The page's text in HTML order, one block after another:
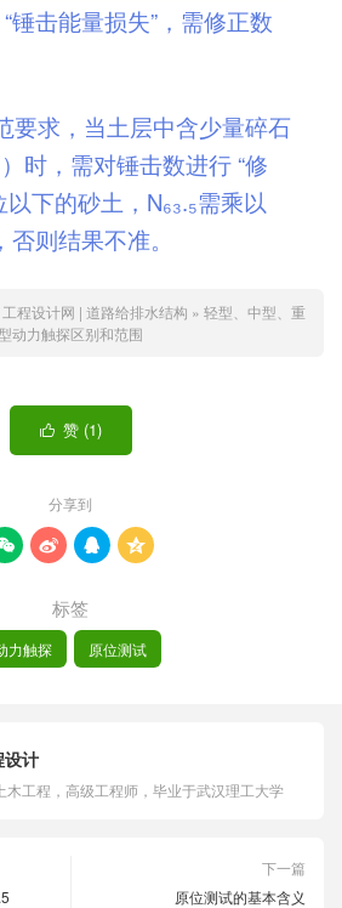
“锤击能量损失”，需修正数
要求，当土层中含少量碎石
时，需对锤击数进行 “修
下的砂土，N₆₃.₅需乘以
则结果不准。
工程设计网 | 道路给排水结构 » 轻型、中型、重
动力触探区别和范围
 赞 (1)
分享到
  
标签
力触探 原位测试
设计
木工程，高级工程师，毕业于武汉理工大学
下一篇
原位测试的基本含义